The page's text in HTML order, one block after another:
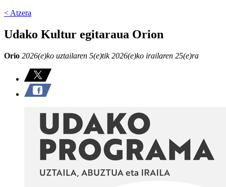
< Atzera
Udako Kultur egitaraua Orion
Orio 2026(e)ko uztailaren 5(e)tik 2026(e)ko irailaren 25(e)ra